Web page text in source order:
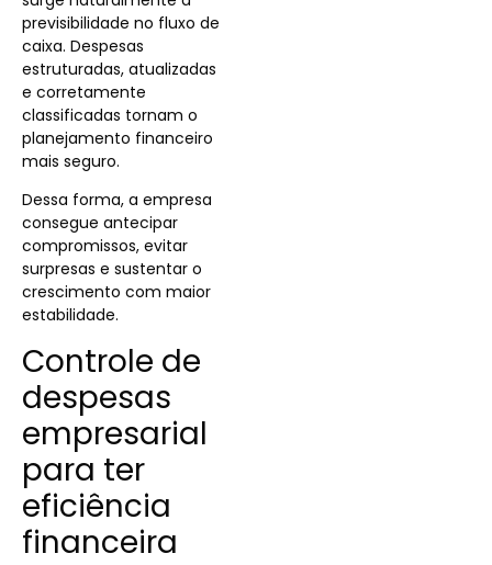
previsibilidade no fluxo de
caixa. Despesas
estruturadas, atualizadas
e corretamente
classificadas tornam o
planejamento financeiro
mais seguro.
Dessa forma, a empresa
consegue antecipar
compromissos, evitar
surpresas e sustentar o
crescimento com maior
estabilidade.
Controle de
despesas
empresarial
para ter
eficiência
financeira